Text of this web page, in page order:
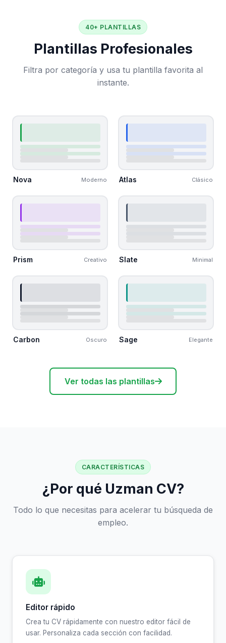
40+ PLANTILLAS
Plantillas Profesionales
Filtra por categoría y usa tu plantilla favorita al
instante.
Nova Moderno Atlas Clásico
Prism Creativo Slate Minimal
Carbon Oscuro Sage Elegante
Ver todas las plantillas
CARACTERÍSTICAS
¿Por qué Uzman CV?
Todo lo que necesitas para acelerar tu búsqueda de
empleo.
Editor rápido
Crea tu CV rápidamente con nuestro editor fácil de
usar. Personaliza cada sección con facilidad.